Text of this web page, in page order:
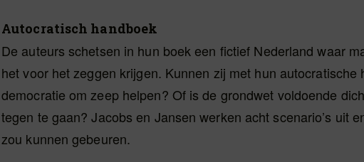
Autocratisch handboek
De auteurs schetsen in hun boek een fictief Nederland waar
het voor het zeggen krijgen. Kunnen zij met hun autocratische
democratie om zeep helpen? Of is de grondwet voldoende
tegen te gaan? Jacobs en Jansen werken acht scenario’s uit
zou kunnen gebeuren.